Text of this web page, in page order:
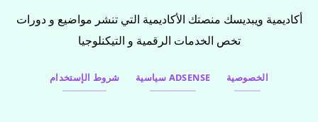
أكاديمية ويبديسك منصتك الأكاديمية التي تنشر مواضيع و دورات
تخص الخدمات الرقمية و التيكنلوجيا
شروط الإستخدام سياسية ADSENSE الخصوصية